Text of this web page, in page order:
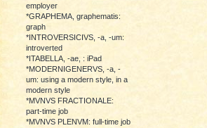
employer
*GRAPHEMA, graphematis:
graph
*INTROVERSICIVS, -a, -um:
introverted
*ITABELLA, -ae, : iPad
*MODERNIGENERVS, -a, -
um: using a modern style, in a
modern style
*MVNVS FRACTIONALE:
part-time job
*MVNVS PLENVM: full-time job